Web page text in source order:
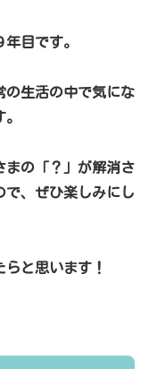
目です。
の生活の中で気にな
まの「？」が解消さ
で、ぜひ楽しみにし
と思います！